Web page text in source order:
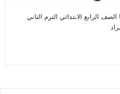
الرابع الابتدائي الترم الثاني